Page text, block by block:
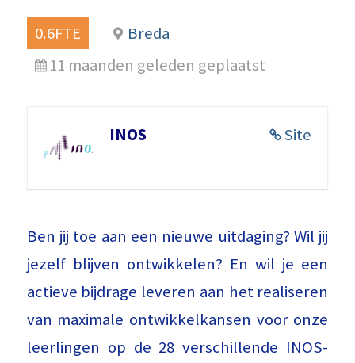
0.6FTE
Breda
11 maanden geleden geplaatst
Site
INOS
Ben jij toe aan een nieuwe uitdaging? Wil jij
jezelf blijven ontwikkelen? En wil je een
actieve bijdrage leveren aan het realiseren
van maximale ontwikkelkansen voor onze
leerlingen op de 28 verschillende INOS-